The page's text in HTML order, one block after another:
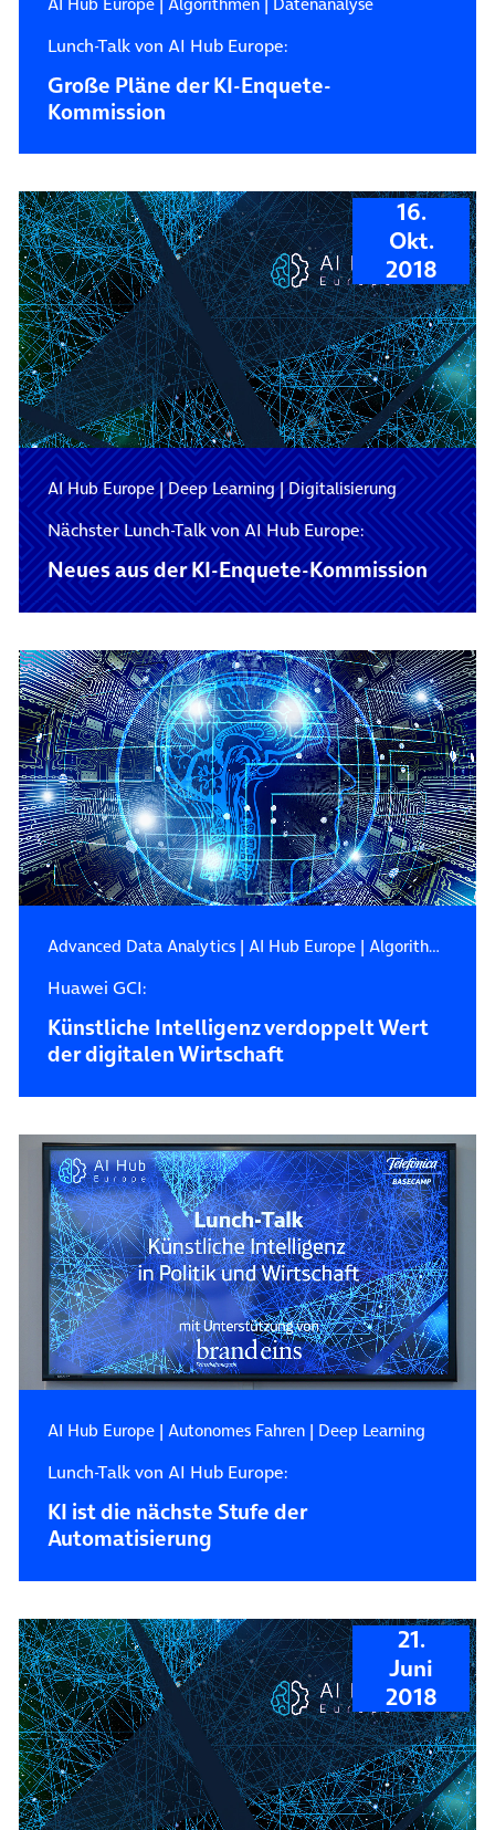
Lunch-Talk von AI Hub Europe:
Große Pläne der KI-Enquete-
Kommission
16.
Okt.
2018
AI Hub Europe|Deep Learning|Digitalisierung
Nächster Lunch-Talk von AI Hub Europe:
Neues aus der KI-Enquete-Kommission
Advanced Data Analytics| AI Hub Europe| Algorithmen
Huawei GCI:
Künstliche Intelligenz verdoppelt Wert
der digitalen Wirtschaft
AI Hub Europe| Autonomes Fahren| Deep Learning
Lunch-Talk von AI Hub Europe:
KI ist die nächste Stufe der
Automatisierung
21.
Juni
2018